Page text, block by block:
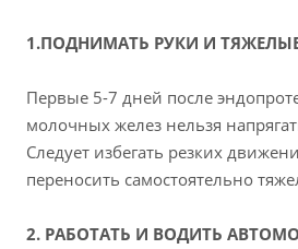
1.ПОДНИМАТЬ РУКИ И
Первые 5-7 дней после
молочных желез нельзя
Следует избегать резких
переносить самостоятельно
2. РАБОТАТЬ И ВОДИТЬ